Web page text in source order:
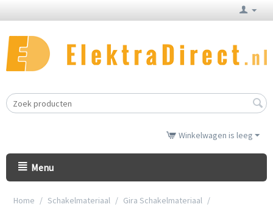
Winkelwagen is leeg
Menu
Home / Schakelmateriaal / Gira Schakelmateriaal /